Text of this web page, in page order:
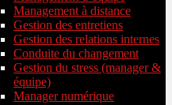
Management à distance
Gestion des entretiens
Gestion des relations internes
Conduite du changement
Gestion du stress (manager &
équipe)
Manager numérique